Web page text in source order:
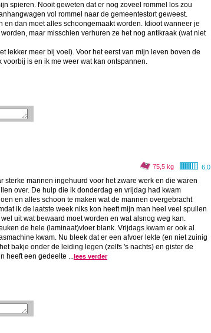
spieren. Nooit geweten dat er nog zoveel rommel los zou
vol rommel naar de gemeentestort geweest.
dan moet alles schoongemaakt worden. Idioot wanneer je
maar misschien verhuren ze het nog antikraak (wat niet
lekker meer bij voel). Voor het eerst van mijn leven boven de
is en ik me weer wat kan ontspannen.
6,0
75,5 kg
mannen ingehuurd voor het zware werk en die waren
over. De hulp die ik donderdag en vrijdag had kwam
en alles schoon te maken wat de mannen overgebracht
ik de laatste week niks kon heeft mijn man heel veel spullen
uit wat bewaard moet worden en wat alsnog weg kan.
de hele (laminaat)vloer blank. Vrijdags kwam er ook al
kwam. Nu bleek dat er een afvoer lekte (en niet zuinig
bakje onder de leiding legen (zelfs 's nachts) en gister de
heeft een gedeelte ...lees verder